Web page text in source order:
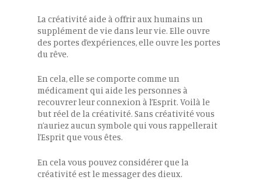
La créativité aide à offrir aux humains un
supplément de vie dans leur vie. Elle ouvre
des portes d’expériences, elle ouvre les portes
du rêve.
En cela, elle se comporte comme un
médicament qui aide les personnes à
recouvrer leur connexion à l’Esprit. Voilà le
but réel de la créativité. Sans créativité vous
n’auriez aucun symbole qui vous rappellerait
l’Esprit que vous êtes.
En cela vous pouvez considérer que la
créativité est le messager des dieux.